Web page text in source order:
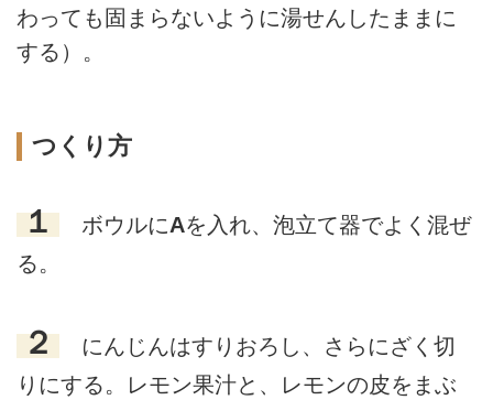
わっても固まらないように湯せんしたままに
する）。
つくり方
１ ボウルにAを入れ、泡立て器でよく混ぜ
る。
２
にんじんはすりおろし、さらにざく切
りにする。レモン果汁と、レモンの皮をまぶ